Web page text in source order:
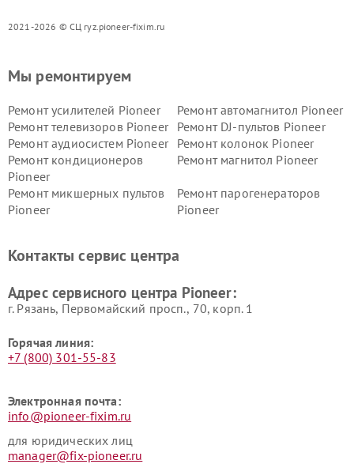
2021-2026 © СЦ ryz.pioneer-fixim.ru
Мы ремонтируем
Ремонт усилителей Pioneer
Ремонт автомагнитол Pioneer
Ремонт телевизоров Pioneer
Ремонт DJ-пультов Pioneer
Ремонт аудиосистем Pioneer
Ремонт колонок Pioneer
Ремонт кондиционеров
Pioneer
Ремонт магнитол Pioneer
Ремонт микшерных пультов
Pioneer
Ремонт парогенераторов
Pioneer
Контакты сервис центра
Адрес сервисного центра Pioneer:
г. Рязань, Первомайский просп., 70, корп. 1
Горячая линия:
+7 (800) 301-55-83
Электронная почта:
info@pioneer-fixim.ru
для юридических лиц
manager@fix-pioneer.ru